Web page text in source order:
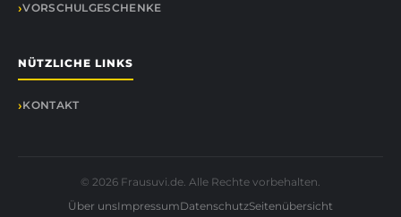
VORSCHULGESCHENKE
NÜTZLICHE LINKS
KONTAKT
© 2026 Frausuvi.de. Alle Rechte vorbehalten.
Über unsImpressumDatenschutzSeitenübersicht